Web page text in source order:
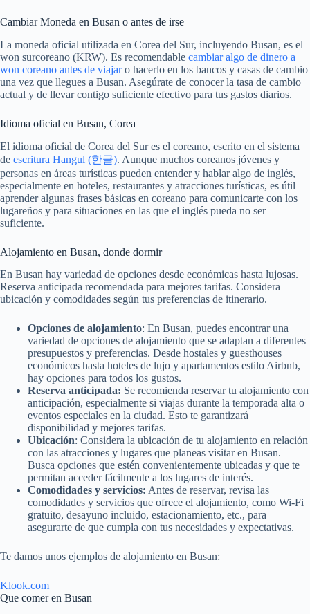
Cambiar Moneda en Busan o antes de irse
La moneda oficial utilizada en Corea del Sur, incluyendo Busan, es el
won surcoreano (KRW). Es recomendable cambiar algo de dinero a
won coreano antes de viajaro hacerlo en los bancos y casas de cambio
una vez que llegues a Busan. Asegúrate de conocer la tasa de cambio
actual y de llevar contigo suficiente efectivo para tus gastos diarios.
Idioma oficial en Busan, Corea
El idioma oficial de Corea del Sur es el coreano, escrito en el sistema
de escritura Hangul (한글). Aunque muchos coreanos jóvenes y
personas en áreas turísticas pueden entender y hablar algo de inglés,
especialmente en hoteles, restaurantes y atracciones turísticas, es útil
aprender algunas frases básicas en coreano para comunicarte con los
lugareños y para situaciones en las que el inglés pueda no ser
suficiente.
Alojamiento en Busan, donde dormir
En Busan hay variedad de opciones desde económicas hasta lujosas.
Reserva anticipada recomendada para mejores tarifas. Considera
ubicación y comodidades según tus preferencias de itinerario.
Opciones de alojamiento: En Busan, puedes encontrar una
variedad de opciones de alojamiento que se adaptan a diferentes
presupuestos y preferencias. Desde hostales y guesthouses
económicos hasta hoteles de lujo y apartamentos estilo Airbnb,
hay opciones para todos los gustos.
Reserva anticipada: Se recomienda reservar tu alojamiento con
anticipación, especialmente si viajas durante la temporada alta o
eventos especiales en la ciudad. Esto te garantizará
disponibilidad y mejores tarifas.
Ubicación: Considera la ubicación de tu alojamiento en relación
con las atracciones y lugares que planeas visitar en Busan.
Busca opciones que estén convenientemente ubicadas y que te
permitan acceder fácilmente a los lugares de interés.
Comodidades y servicios: Antes de reservar, revisa las
comodidades y servicios que ofrece el alojamiento, como Wi-Fi
gratuito, desayuno incluido, estacionamiento, etc., para
asegurarte de que cumpla con tus necesidades y expectativas.
Te damos unos ejemplos de alojamiento en Busan:
Klook.com
Que comer en Busan